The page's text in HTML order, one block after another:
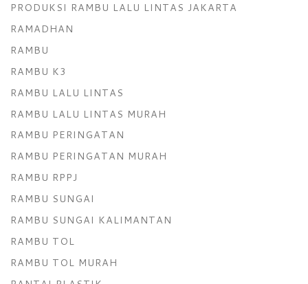
PRODUKSI RAMBU LALU LINTAS JAKARTA
RAMADHAN
RAMBU
RAMBU K3
RAMBU LALU LINTAS
RAMBU LALU LINTAS MURAH
RAMBU PERINGATAN
RAMBU PERINGATAN MURAH
RAMBU RPPJ
RAMBU SUNGAI
RAMBU SUNGAI KALIMANTAN
RAMBU TOL
RAMBU TOL MURAH